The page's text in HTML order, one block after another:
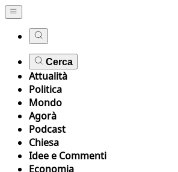
Cerca
Attualità
Politica
Mondo
Agorà
Podcast
Chiesa
Idee e Commenti
Economia